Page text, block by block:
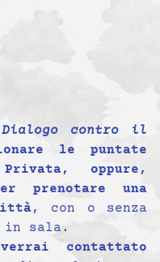
Dialogo contro il
le puntate
oppure,
prenotare una
, con o senza
in sala.
contattato